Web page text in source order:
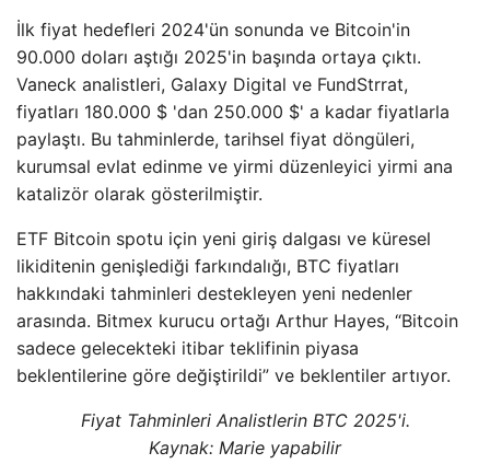
İlk fiyat hedefleri 2024'ün sonunda ve Bitcoin'in
90.000 doları aştığı 2025'in başında ortaya çıktı.
Vaneck analistleri, Galaxy Digital ve FundStrrat,
fiyatları 180.000 $ 'dan 250.000 $' a kadar fiyatlarla
paylaştı. Bu tahminlerde, tarihsel fiyat döngüleri,
kurumsal evlat edinme ve yirmi düzenleyici yirmi ana
katalizör olarak gösterilmiştir.
ETF Bitcoin spotu için yeni giriş dalgası ve küresel
likiditenin genişlediği farkındalığı, BTC fiyatları
hakkındaki tahminleri destekleyen yeni nedenler
arasında. Bitmex kurucu ortağı Arthur Hayes, “Bitcoin
sadece gelecekteki itibar teklifinin piyasa
beklentilerine göre değiştirildi” ve beklentiler artıyor.
Fiyat Tahminleri Analistlerin BTC 2025'i.
Kaynak: Marie yapabilir